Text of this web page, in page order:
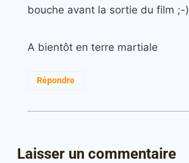
bouche avant la sortie du film ;-)
A bientôt en terre martiale
Répondre
Laisser un commentaire